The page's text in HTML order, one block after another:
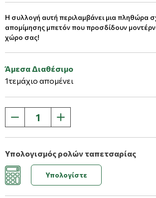
Η συλλογή αυτή περιλαμβάνει μια πληθώρα
απομίμησης μπετόν που προσδίδουν
χώρο σας!
Άμεσα Διαθέσιμο
1τεμάχιο απομένει
Υπολογισμός ρολών ταπετσαρίας
Υπολογίστε